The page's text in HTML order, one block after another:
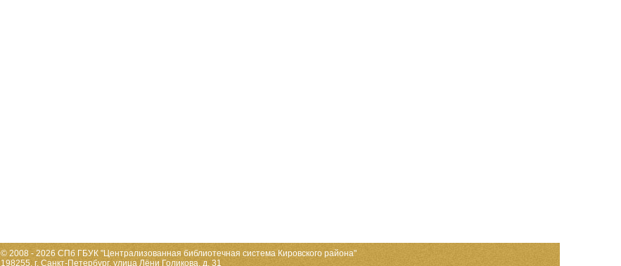
© 2008 - 2026 СПб ГБУК "Централизованная библиотечная система Кировского района"
198255, г. Санкт-Петербург, улица Лёни Голикова, д. 31